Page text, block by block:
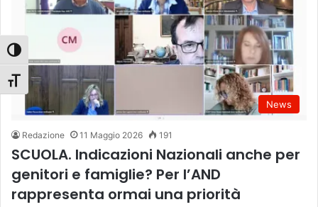
Attiva/disattiva alto contrasto
Attiva/disattiva dimensione testo
News
Redazione 11 Maggio 2026 191
SCUOLA. Indicazioni Nazionali anche per
genitori e famiglie? Per l’AND
rappresenta ormai una priorità